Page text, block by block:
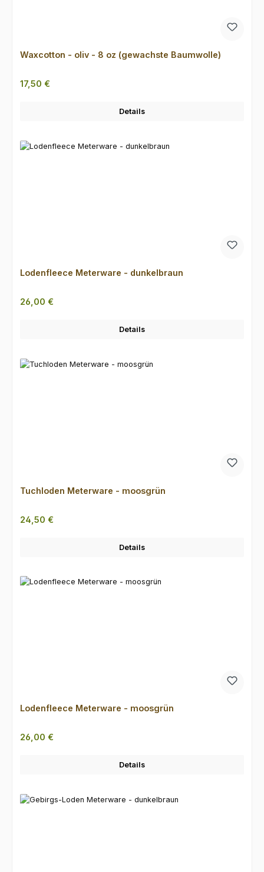
Waxcotton - oliv - 8 oz (gewachste Baumwolle)
Regulärer Preis:
17,50 €
Details
Lodenfleece Meterware - dunkelbraun
Regulärer Preis:
26,00 €
Details
Tuchloden Meterware - moosgrün
Regulärer Preis:
24,50 €
Details
Lodenfleece Meterware - moosgrün
Regulärer Preis:
26,00 €
Details